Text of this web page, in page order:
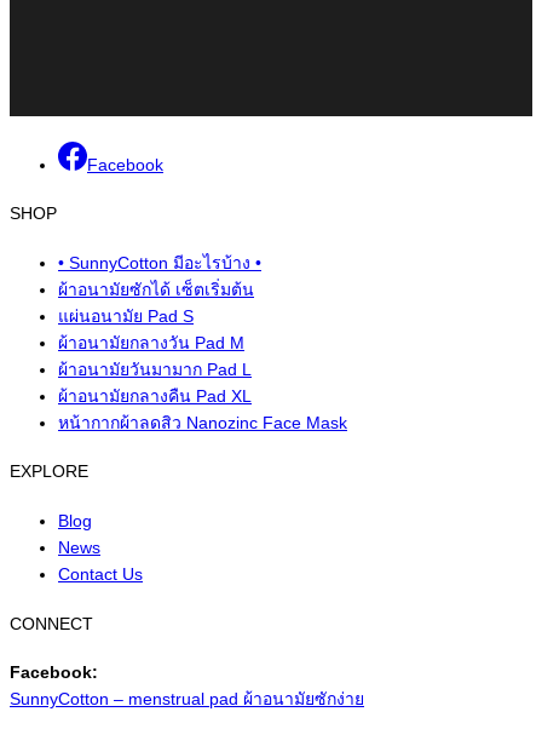
Facebook
SHOP
• SunnyCotton มีอะไรบ้าง •
ผ้าอนามัยซักได้ เซ็ตเริ่มต้น
แผ่นอนามัย Pad S
ผ้าอนามัยกลางวัน Pad M
ผ้าอนามัยวันมามาก Pad L
ผ้าอนามัยกลางคืน Pad XL
หน้ากากผ้าลดสิว Nanozinc Face Mask
EXPLORE
Blog
News
Contact Us
CONNECT
Facebook:
SunnyCotton – menstrual pad ผ้าอนามัยซักง่าย